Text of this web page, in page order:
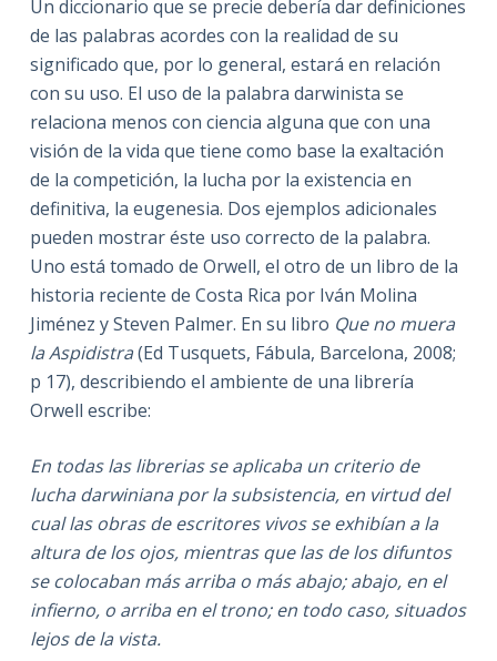
Un diccionario que se precie debería dar definiciones
de las palabras acordes con la realidad de su
significado que, por lo general, estará en relación
con su uso. El uso de la palabra darwinista se
relaciona menos con ciencia alguna que con una
visión de la vida que tiene como base la exaltación
de la competición, la lucha por la existencia en
definitiva, la eugenesia. Dos ejemplos adicionales
pueden mostrar éste uso correcto de la palabra.
Uno está tomado de Orwell, el otro de un libro de la
historia reciente de Costa Rica por Iván Molina
Jiménez y Steven Palmer. En su libro Que no muera
la Aspidistra(Ed Tusquets, Fábula, Barcelona, 2008;
p 17), describiendo el ambiente de una librería
Orwell escribe:
En todas las librerias se aplicaba un criterio de
lucha darwiniana por la subsistencia, en virtud del
cual las obras de escritores vivos se exhibían a la
altura de los ojos, mientras que las de los difuntos
se colocaban más arriba o más abajo; abajo, en el
infierno, o arriba en el trono; en todo caso, situados
lejos de la vista.